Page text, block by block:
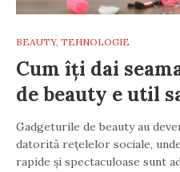
BEAUTY, TEHNOLOGIE
Cum îți dai
de beauty e util
Gadgeturile de beauty au
datorită rețelelor sociale,
rapide și spectaculoase sunt